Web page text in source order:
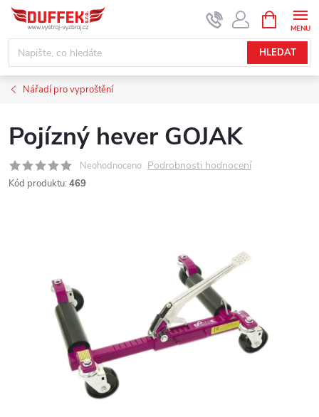
Přejít
obsah
HLEDAT
NÁKUPNÍ
KOŠÍK
Nářadí pro vyproštění
Pojízný hever GOJAK
Neohodnoceno Podrobnosti hodnocení
Kód produktu: 469